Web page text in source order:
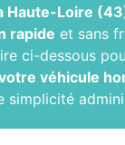
Haute-Loire
rapide et sans
ci-dessous
véhicule
simplicité